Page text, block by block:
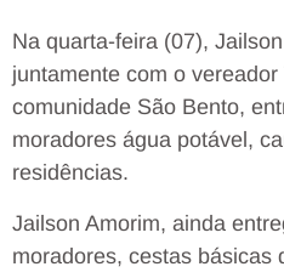
Na quarta-feira (07),
juntamente com o
comunidade São Bento,
moradores água potável,
residências.
Jailson Amorim, ainda
moradores, cestas básicas